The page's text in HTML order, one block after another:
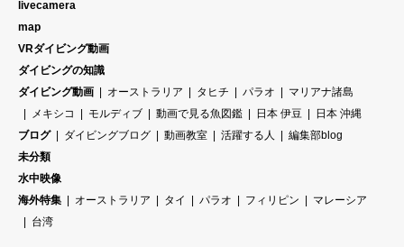
livecamera
map
VRダイビング動画
ダイビングの知識
ダイビング動画
オーストラリア タヒチ パラオ
マリアナ諸島
メキシコ
モルディブ 動画で見る魚図鑑 日本 伊豆
日本 沖縄
ブログ
ダイビングブログ 動画教室 活躍する人
編集部blog
未分類
水中映像
海外特集
オーストラリア タイ パラオ フィリピン
マレーシア
台湾